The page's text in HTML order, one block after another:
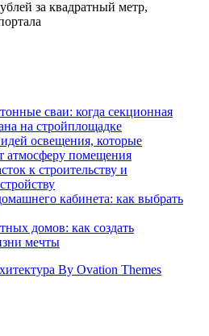
за квадратный метр,
сваи: когда секционная
на стройплощадке
освещения, которые
атмосферу помещения
к строительству и
кабинета: как выбрать
домов: как создать
мечты
By Ovation Themes